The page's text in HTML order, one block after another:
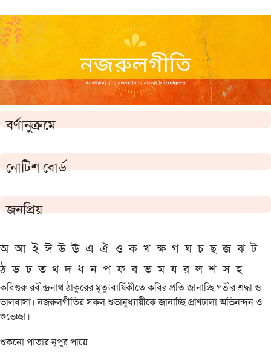
বর্ণানুক্রমে
নোটিশ বোর্ড
জনপ্রিয়
অ আ ই ঈ উ ঊ এ ঐ ও ক খ ক্ষ গ ঘ চ ছ জ ঝ ট
ঠ ড ঢ ত থ দ ধ ন প ফ ব ভ ম য র ল শ স হ
কবিগুরু রবীন্দ্রনাথ ঠাকুরের মৃত্যুবার্ষিকীতে কবির প্রতি জানাচ্ছি গভীর শ্রদ্ধা ও
ভালবাসা। নজরুলগীতির সকল শুভানুধ্যায়ীকে জানাচ্ছি প্রাণঢালা অভিনন্দন ও
শুভেচ্ছা।
শুকনো পাতার নূপুর পায়ে